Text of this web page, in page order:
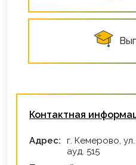
Контактная
Адрес:
г. Кемерово,
ауд. 515